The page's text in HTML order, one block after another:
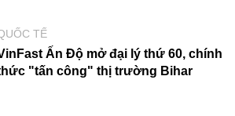
TẾ
Ấn Độ mở đại lý thứ 60, chính
"tấn công" thị trường Bihar